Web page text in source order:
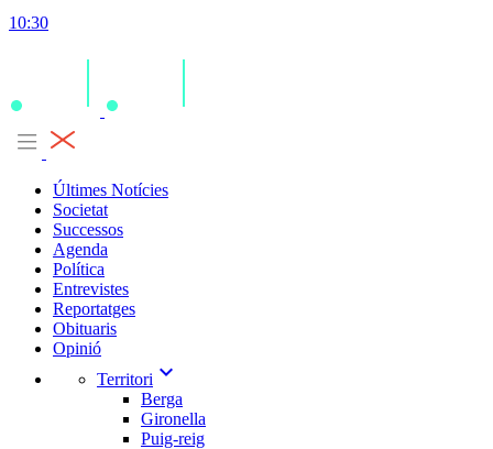
10:30
Últimes Notícies
Societat
Successos
Agenda
Política
Entrevistes
Reportatges
Obituaris
Opinió
Territori expand_more
Berga
Gironella
Puig-reig